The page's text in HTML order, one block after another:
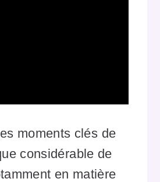
moments clés de
considérable de
en matière